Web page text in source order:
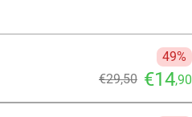
49%
€29,50 €14,90